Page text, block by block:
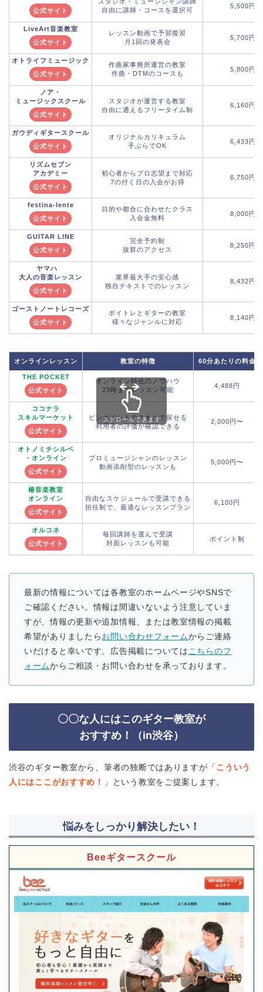
公式サイト
自由に講師・コースを選択可
5,500円
LiveArt音楽教室
公式サイト
レッスン動画で予習復習
月1回の発表会
5,700円
オトライフミュージック
公式サイト
作曲家事務所運営の教室
作曲・DTMのコースも
5,800円
ノア・
ミュージックスクール
公式サイト
スタジオが運営する教室
自由に通えるフリータイム制
6,160円
ガウディギタースクール
公式サイト
オリジナルカリキュラム
手ぶらでOK
6,433円
リズムセブン
アカデミー
公式サイト
初心者からプロ志望まで対応
7の付く日の入会がお得
6,750円
festina-lente
公式サイト
目的や都合に合わせたクラス
入会金無料
8,000円
GUITAR LINE
公式サイト
完全予約制
抜群のアクセス
8,250円
ヤマハ
大人の音楽レッスン
公式サイト
業界最大手の安心感
独自テキストでのレッスン
8,432円
ゴーストノートレコーズ
公式サイト
ボイトレとギターの教室
様々なジャンルに対応
8,140円
オンラインレッスン 教室の特徴 60分あたりの料金
THE POCKET
公式サイト
オンライン特化のノウハウ
23時までレッスン可能
4,488円
ココナラ
スキルマーケット
公式サイト
ピンポイントのスキルで探せる
利用者の評価が確認できる
2,000円〜
オトノミチシルベ
・オンライン
公式サイト
プロミュージシャンのレッスン
動画添削型のレッスンも
5,000円〜
椿音楽教室
オンライン
公式サイト
自由なスケジュールで受講できる
担任制で、最適なレッスンプラン
6,100円
オルコネ
公式サイト
毎回講師を選んで受講
対面レッスンも可能
ポイント制
スクロールできます
最新の情報については各教室のホームページやSNSで
ご確認ください。情報は間違いないよう注意していま
すが、情報の更新や追加情報、または教室情報の掲載
希望がありましたらお問い合わせフォームからご連絡
いだけると幸いです。広告掲載については こちらのフ
ォームからご相談・お問い合わせを承っております。
〇〇な人にはこのギター教室が
おすすめ！（in渋谷）
渋谷のギター教室から、筆者の独断ではありますが「こういう
人にはここがおすすめ！
」という教室をご提案します。
悩みをしっかり解決したい！
Beeギタースクール